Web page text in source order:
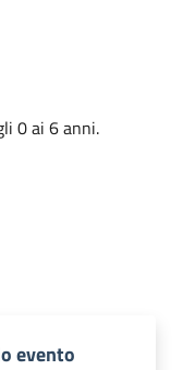
0 ai 6 anni.
evento